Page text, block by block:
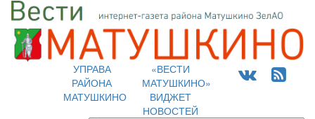
УПРАВА
РАЙОНА
МАТУШКИНО
«ВЕСТИ
МАТУШКИНО»
ВИДЖЕТ
НОВОСТЕЙ